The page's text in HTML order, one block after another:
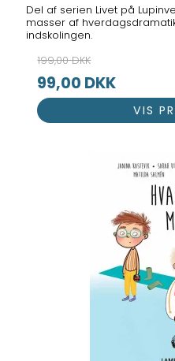
Del af serien Livet på
masser af
indskolingen.
199,00 DKK
99,00 DKK
VIS